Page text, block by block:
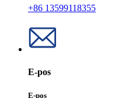
+86 13599118355
E-pos
E-pos